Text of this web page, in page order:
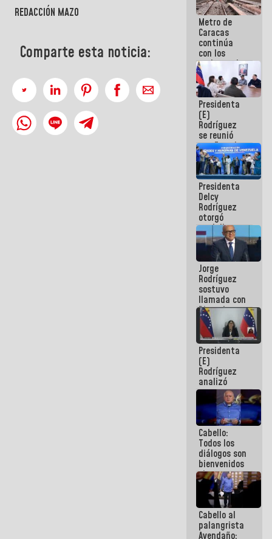
REDACCIÓN MAZO
Comparte esta noticia:
Metro de
Caracas
continúa
con los
trabajos de
mantenimiento
e inspección
en la Línea 2
Presidenta
(E)
Rodríguez
se reunió
con Estado
Mayor
Eléctrico
para
abordar
planes de
acción
Presidenta
Delcy
Rodríguez
otorgó
medalla
"Héroe de
Venezuela"
a servidores
públicos
Jorge
Rodríguez
sostuvo
llamada con
Dinorah
Figuera y
acuerdan
primer
encuentro
presencial
para el
diálogo
Presidenta
(E)
Rodríguez
analizó
junto a
gobernadores
planes de
recuperación
del Sistema
Eléctrico
Nacional
Cabello:
Todos los
diálogos son
bienvenidos
siempre que
estén en el
marco de la
Constitución
de la
República
Cabello al
palangrista
Avendaño: